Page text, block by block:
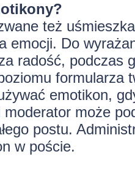
też
emocji. Do
radość, podczas
formularza
emotikon,
moderator może
postu.
w poście.